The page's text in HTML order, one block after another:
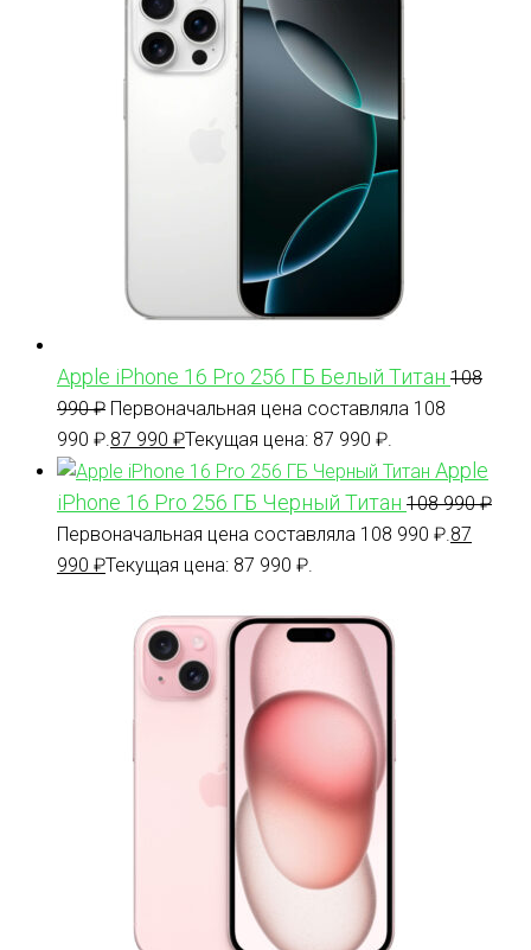
Apple iPhone 16 Pro 256 ГБ Белый Титан 108
990₽ Первоначальная цена составляла 108
990 ₽. 87 990 ₽Текущая цена: 87 990 ₽.
Apple
iPhone 16 Pro 256 ГБ Черный Титан 108 990₽
Первоначальная цена составляла 108 990 ₽. 87
990 ₽Текущая цена: 87 990 ₽.